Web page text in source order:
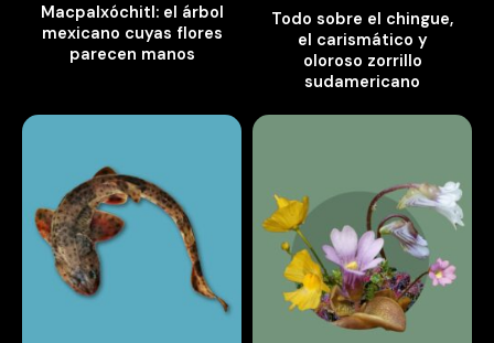
Macpalxóchitl: el árbol
mexicano cuyas flores
parecen manos
Todo sobre el chingue,
el carismático y
oloroso zorrillo
sudamericano